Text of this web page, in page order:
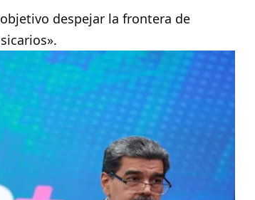
despejar la frontera de